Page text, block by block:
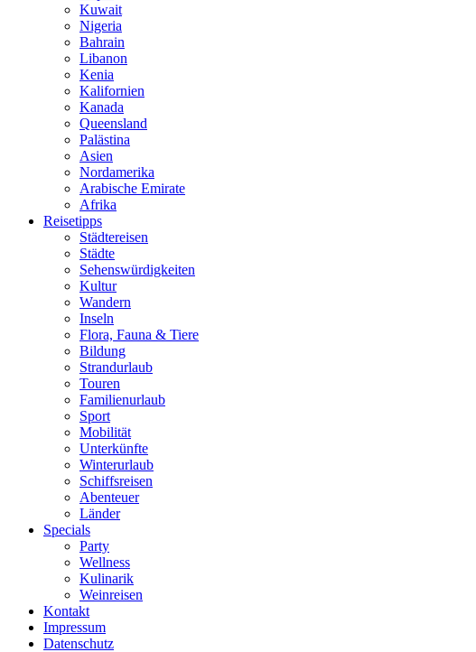
Kuwait
Nigeria
Bahrain
Libanon
Kenia
Kalifornien
Kanada
Queensland
Palästina
Asien
Nordamerika
Arabische Emirate
Afrika
Reisetipps
Städtereisen
Städte
Sehenswürdigkeiten
Kultur
Wandern
Inseln
Flora, Fauna & Tiere
Bildung
Strandurlaub
Touren
Familienurlaub
Sport
Mobilität
Unterkünfte
Winterurlaub
Schiffsreisen
Abenteuer
Länder
Specials
Party
Wellness
Kulinarik
Weinreisen
Kontakt
Impressum
Datenschutz